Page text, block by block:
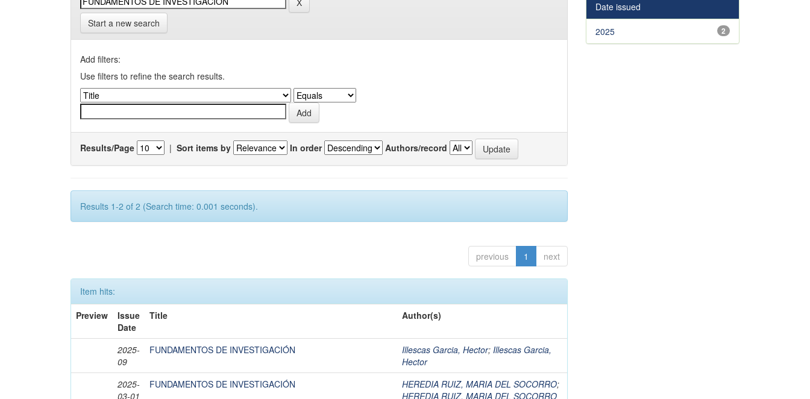
Start a new search
Add filters:
Use filters to refine the search results.
Results/Page | Sort items by In order Authors/record
Results 1-2 of 2 (Search time: 0.001 seconds).
previous 1 next
Item hits:
Preview
Issue
Date
Title Author(s)
2025-
09
FUNDAMENTOS DE INVESTIGACIÓN Illescas Garcia, Hector; Illescas Garcia,
Hector
2025-
03-01
FUNDAMENTOS DE INVESTIGACIÓN HEREDIA RUIZ, MARIA DEL SOCORRO;
HEREDIA RUIZ, MARIA DEL SOCORRO
Date issued
2
2025